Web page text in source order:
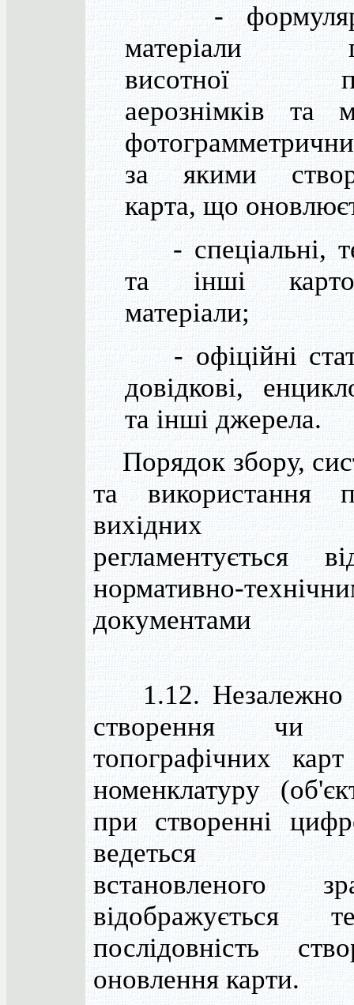
-
матеріали
висотної
аерознімків та
за якими
карта, що
- спеціальні,
та інші
матеріали;
- офіційні
довідкові,
та інші джерела.
Порядок збору,
та використання
вихідних
регламентується
нормативно-
документами
1.12. Незалежно
створення чи
топографічних
номенклатуру
при створенні
ведеться
встановленого
відображується
послідовність
оновлення карти.